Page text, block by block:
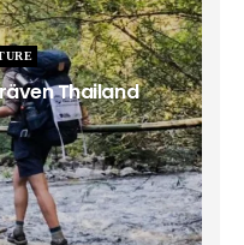
Thailand